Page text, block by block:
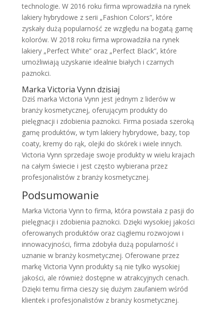
technologie. W 2016 roku firma wprowadziła na rynek
lakiery hybrydowe z serii „Fashion Colors”, które
zyskały dużą popularność ze względu na bogatą gamę
kolorów. W 2018 roku firma wprowadziła na rynek
lakiery „Perfect White” oraz „Perfect Black”, które
umożliwiają uzyskanie idealnie białych i czarnych
paznokci.
Marka Victoria Vynn dzisiaj
Dziś marka Victoria Vynn jest jednym z liderów w
branży kosmetycznej, oferującym produkty do
pielęgnacji i zdobienia paznokci. Firma posiada szeroką
gamę produktów, w tym lakiery hybrydowe, bazy, top
coaty, kremy do rąk, olejki do skórek i wiele innych.
Victoria Vynn sprzedaje swoje produkty w wielu krajach
na całym świecie i jest często wybierana przez
profesjonalistów z branży kosmetycznej.
Podsumowanie
Marka Victoria Vynn to firma, która powstała z pasji do
pielęgnacji i zdobienia paznokci. Dzięki wysokiej jakości
oferowanych produktów oraz ciągłemu rozwojowi i
innowacyjności, firma zdobyła dużą popularność i
uznanie w branży kosmetycznej. Oferowane przez
markę Victoria Vynn produkty są nie tylko wysokiej
jakości, ale również dostępne w atrakcyjnych cenach.
Dzięki temu firma cieszy się dużym zaufaniem wśród
klientek i profesjonalistów z branży kosmetycznej.